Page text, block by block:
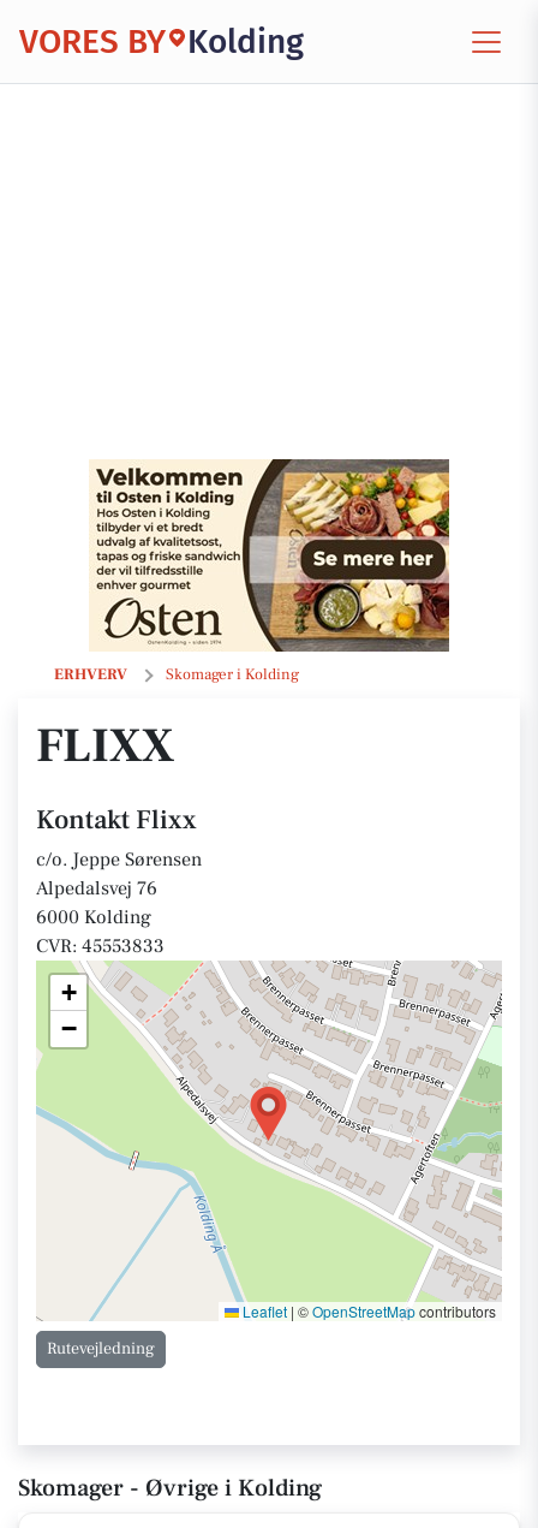
VORES BY Kolding
ERHVERV Skomager i Kolding
Flixx
FLIXX
Kontakt Flixx
c/o. Jeppe Sørensen
Alpedalsvej 76
6000 Kolding
CVR: 45553833
+
−
Leaflet | ©OpenStreetMapcontributors
Rutevejledning
Skomager - Øvrige i Kolding